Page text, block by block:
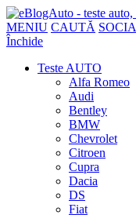
MENIU CAUTĂ
Închide
Teste AUTO
Alfa Romeo
Audi
Bentley
BMW
Chevrolet
Citroen
Cupra
Dacia
DS
Fiat